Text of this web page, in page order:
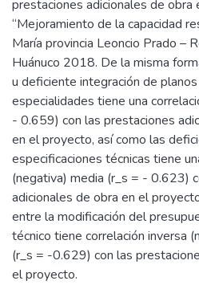
prestaciones adicionales de obra
“Mejoramiento de la capacidad
María provincia Leoncio Prado –
Huánuco 2018. De la misma
u deficiente integración de
especialidades tiene una
- 0.659) con las prestaciones
en el proyecto, así como las
especificaciones técnicas tiene
(negativa) media (r_s = - 0.623)
adicionales de obra en el
entre la modificación del
técnico tiene correlación inversa
(r_s = -0.629) con las
el proyecto.